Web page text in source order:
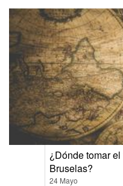
¿Dónde tomar
Bruselas?
24 Mayo